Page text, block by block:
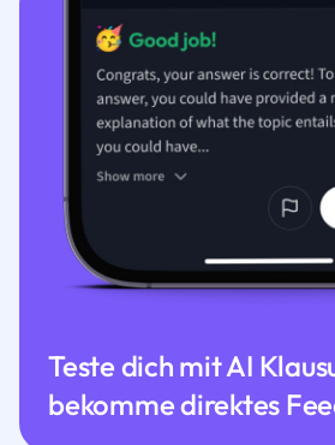
Teste dich mit AI
bekomme direktes